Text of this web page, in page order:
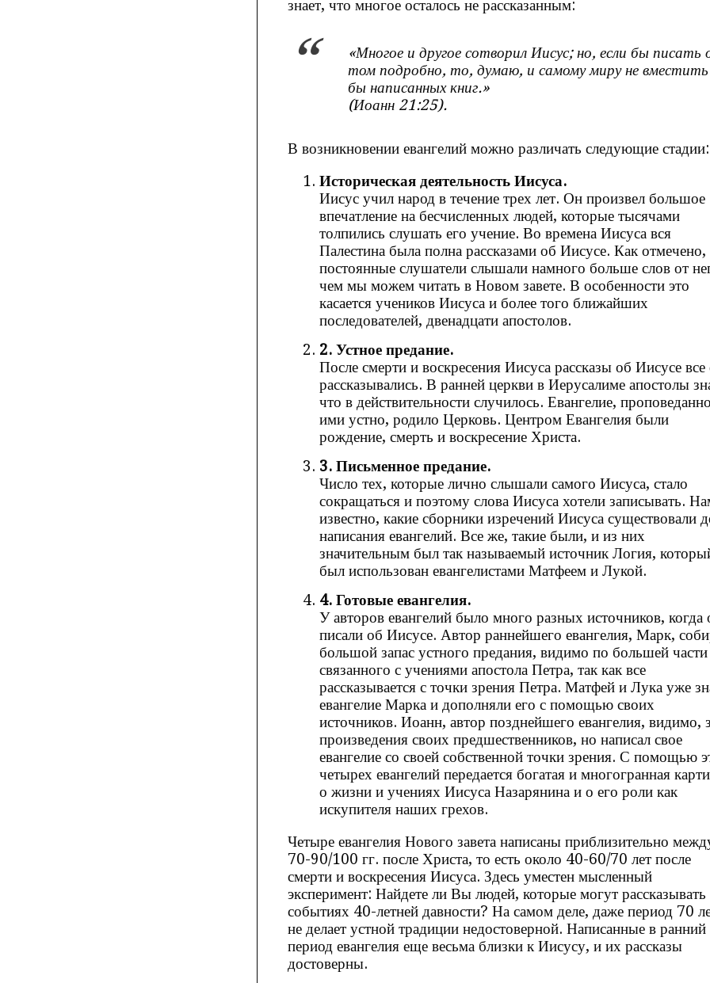
знает, что многое осталось не рассказанным:
«Многое и другое сотворил Иисус; но, если бы писать
том подробно, то, думаю, и самому миру не вместить
бы написанных книг.»
(Иоанн 21:25).
В возникновении евангелий можно различать следующие стадии:
Историческая деятельность Иисуса.
Иисус учил народ в течение трех лет. Он произвел большое
впечатление на бесчисленных людей, которые тысячами
толпились слушать его учение. Во времена Иисуса вся
Палестина была полна рассказами об Иисусе. Как отмечено,
постоянные слушатели слышали намного больше слов от
чем мы можем читать в Новом завете. В особенности это
касается учеников Иисуса и более того ближайших
последователей, двенадцати апостолов.
2. Устное предание.
После смерти и воскресения Иисуса рассказы об Иисусе
рассказывались. В ранней церкви в Иерусалиме апостолы
что в действительности случилось. Евангелие,
ими устно, родило Церковь. Центром Евангелия были
рождение, смерть и воскресение Христа.
3. Письменное предание.
Число тех, которые лично слышали самого Иисуса, стало
сокращаться и поэтому слова Иисуса хотели записывать.
известно, какие сборники изречений Иисуса существовали
написания евангелий. Все же, такие были, и из них
значительным был так называемый источник Логия,
был использован евангелистами Матфеем и Лукой.
4. Готовые евангелия.
У авторов евангелий было много разных источников, когда
писали об Иисусе. Автор раннейшего евангелия, Марк,
большой запас устного предания, видимо по большей части
связанного с учениями апостола Петра, так как все
рассказывается с точки зрения Петра. Матфей и Лука уже
евангелие Марка и дополняли его с помощью своих
источников. Иоанн, автор позднейшего евангелия, видимо,
произведения своих предшественников, но написал свое
евангелие со своей собственной точки зрения. С помощью
четырех евангелий передается богатая и многогранная
о жизни и учениях Иисуса Назарянина и о его роли как
искупителя наших грехов.
Четыре евангелия Нового завета написаны приблизительно
70-90/100 гг. после Христа, то есть около 40-60/70 лет после
смерти и воскресения Иисуса. Здесь уместен мысленный
эксперимент: Найдете ли Вы людей, которые могут рассказывать
событиях 40-летней давности? На самом деле, даже период 70
не делает устной традиции недостоверной. Написанные в ранний
период евангелия еще весьма близки к Иисусу, и их рассказы
достоверны.